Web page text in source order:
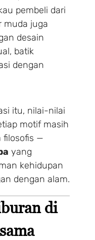
pembeli dari
muda juga
desain
batik
dengan
itu, nilai-nilai
motif masih
filosofis —
yang
kehidupan
dengan alam.
di